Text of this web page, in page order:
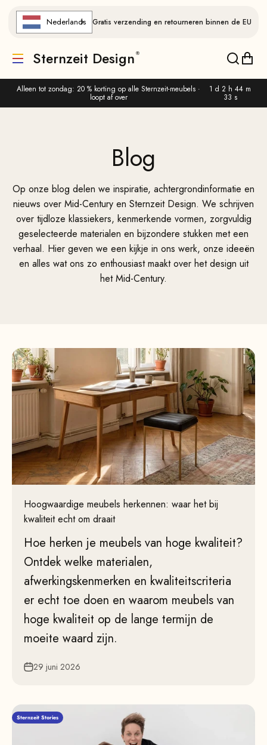
Alleen tot zondag: 20 % korting op alle Sternzeit-meubels ·
loopt af over
1 d 2 h 44 m
33 s
Nederlands Gratis verzending en retourneren binnen de EU
Vertaling ontbreekt: de.header.general.menu
Sternzeit Design
Blog
Op onze blog delen we inspiratie, achtergrondinformatie en
nieuws over Mid-Century en Sternzeit Design. We schrijven
over tijdloze klassiekers, kenmerkende vormen, zorgvuldig
geselecteerde materialen en bijzondere stukken met een
verhaal. Hier geven we een kijkje in ons werk, onze ideeën
en alles wat ons zo enthousiast maakt over het design uit
het Mid-Century.
Hoogwaardige meubels herkennen: waar het bij
kwaliteit echt om draait
Hoe herken je meubels van hoge kwaliteit?
Ontdek welke materialen,
afwerkingskenmerken en kwaliteitscriteria
er echt toe doen en waarom meubels van
hoge kwaliteit op de lange termijn de
moeite waard zijn.
29 juni 2026
Sternzeit Stories